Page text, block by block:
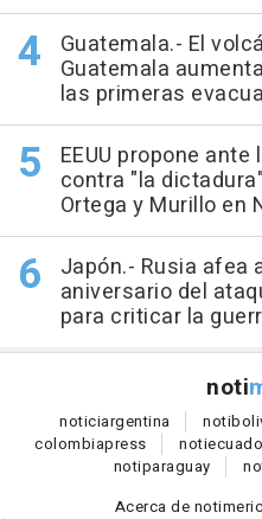
Guatemala.- El
Guatemala
las primeras
EEUU propone ante
contra "la
Ortega y Murillo en
Japón.- Rusia afea
aniversario del
para criticar la
noti
noticiargentina noti
colombiapress noti
notiparaguay
Acerca de